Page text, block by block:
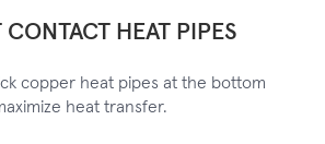
CONTACT HEAT PIPES
copper heat pipes at the bottom
heat transfer.